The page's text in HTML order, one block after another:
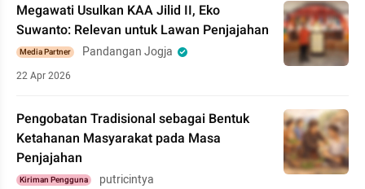
Megawati Usulkan KAA Jilid II, Eko
Suwanto: Relevan untuk Lawan Penjajahan
Media Partner Pandangan Jogja
22 Apr 2026
Pengobatan Tradisional sebagai Bentuk
Ketahanan Masyarakat pada Masa
Penjajahan
Kiriman Pengguna putricintya